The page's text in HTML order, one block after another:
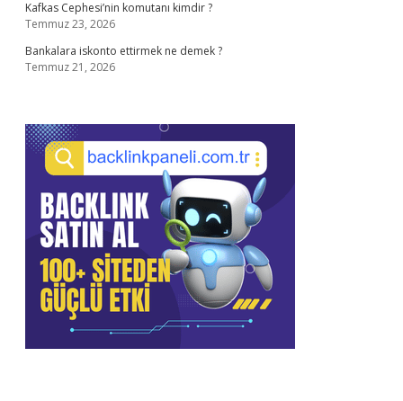
Kafkas Cephesi’nin komutanı kimdir ?
Temmuz 23, 2026
Bankalara iskonto ettirmek ne demek ?
Temmuz 21, 2026